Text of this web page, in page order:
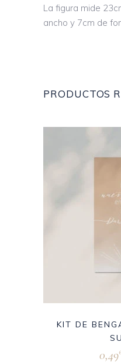
La figura mide
ancho y 7cm de
PRODUCTOS
KIT DE
0,49